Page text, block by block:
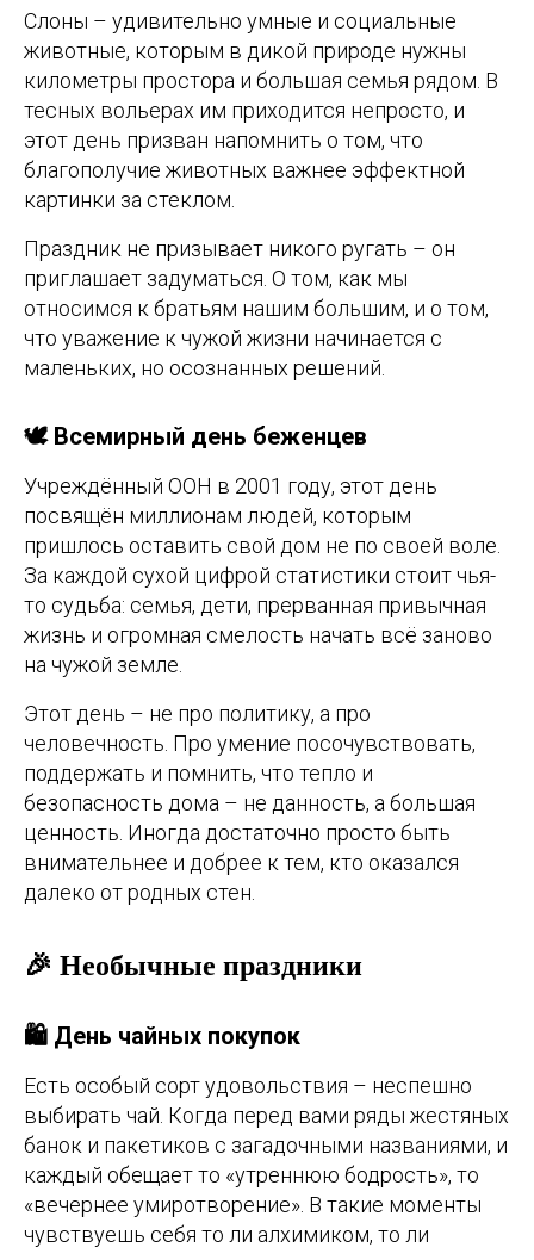
Слоны – удивительно умные и социальные
животные, которым в дикой природе нужны
километры простора и большая семья рядом. В
тесных вольерах им приходится непросто, и
этот день призван напомнить о том, что
благополучие животных важнее эффектной
картинки за стеклом.
Праздник не призывает никого ругать – он
приглашает задуматься. О том, как мы
относимся к братьям нашим большим, и о том,
что уважение к чужой жизни начинается с
маленьких, но осознанных решений.
🕊️ Всемирный день беженцев
Учреждённый ООН в 2001 году, этот день
посвящён миллионам людей, которым
пришлось оставить свой дом не по своей воле.
За каждой сухой цифрой статистики стоит чья-
то судьба: семья, дети, прерванная привычная
жизнь и огромная смелость начать всё заново
на чужой земле.
Этот день – не про политику, а про
человечность. Про умение посочувствовать,
поддержать и помнить, что тепло и
безопасность дома – не данность, а большая
ценность. Иногда достаточно просто быть
внимательнее и добрее к тем, кто оказался
далеко от родных стен.
🎉 Необычные праздники
🛍️ День чайных покупок
Есть особый сорт удовольствия – неспешно
выбирать чай. Когда перед вами ряды жестяных
банок и пакетиков с загадочными названиями, и
каждый обещает то «утреннюю бодрость», то
«вечернее умиротворение». В такие моменты
чувствуешь себя то ли алхимиком, то ли